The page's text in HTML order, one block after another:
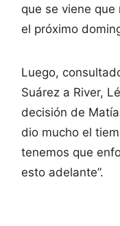
que se viene que
el próximo
Luego,
Suárez a River,
decisión de
dio mucho el
tenemos que
esto adelante”.